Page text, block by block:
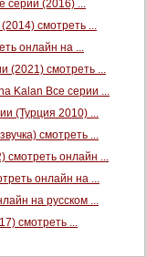
серии (2016) ...
смотреть ...
онлайн на ...
(2021) смотреть ...
Kalan Все серии ...
(Турция 2010) ...
смотреть ...
смотреть онлайн ...
онлайн на ...
на русском ...
смотреть ...